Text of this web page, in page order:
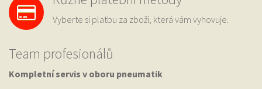
Vyberte si platbu za zboží, která vám vyhovuje.
Team profesionálů
Kompletní servis v oboru pneumatik